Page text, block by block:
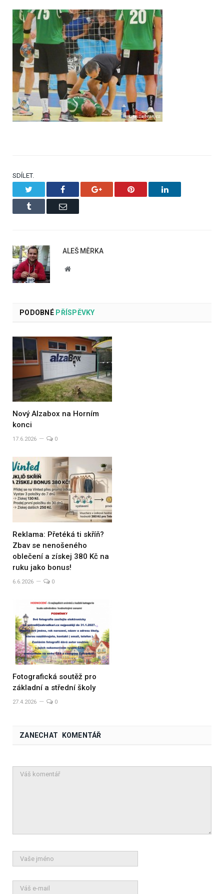
SDÍLET.
Facebook Google+ Pinterest LinkedIn
Tumblr Email
ALEŠ MĚRKA
Website
PODOBNÉPŘÍSPĚVKY
Nový Alzabox na Horním
konci
17.6.2026 0
Reklama: Přetéká ti skříň?
Zbav se nenošeného
oblečení a získej 380 Kč na
ruku jako bonus!
6.6.2026 0
Fotografická soutěž pro
základní a střední školy
27.4.2026 0
ZANECHAT KOMENTÁŘ